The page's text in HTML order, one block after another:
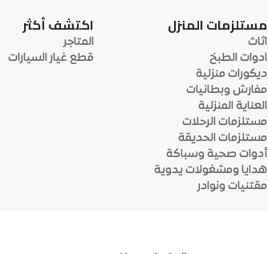
مستلزمات المنزل
اثاث
ادوات الطبخ
ديكورات منزلية
مفارش وبطانيات
العناية المنزلية
مستلزمات الرحلات
مستلزمات الحديقة
أدوات صحية وسباكة
هدايا ومشغولات يدوية
مقتنيات ونوادر
اكتشف أكثر
المتاجر
قطع غيار السيارات